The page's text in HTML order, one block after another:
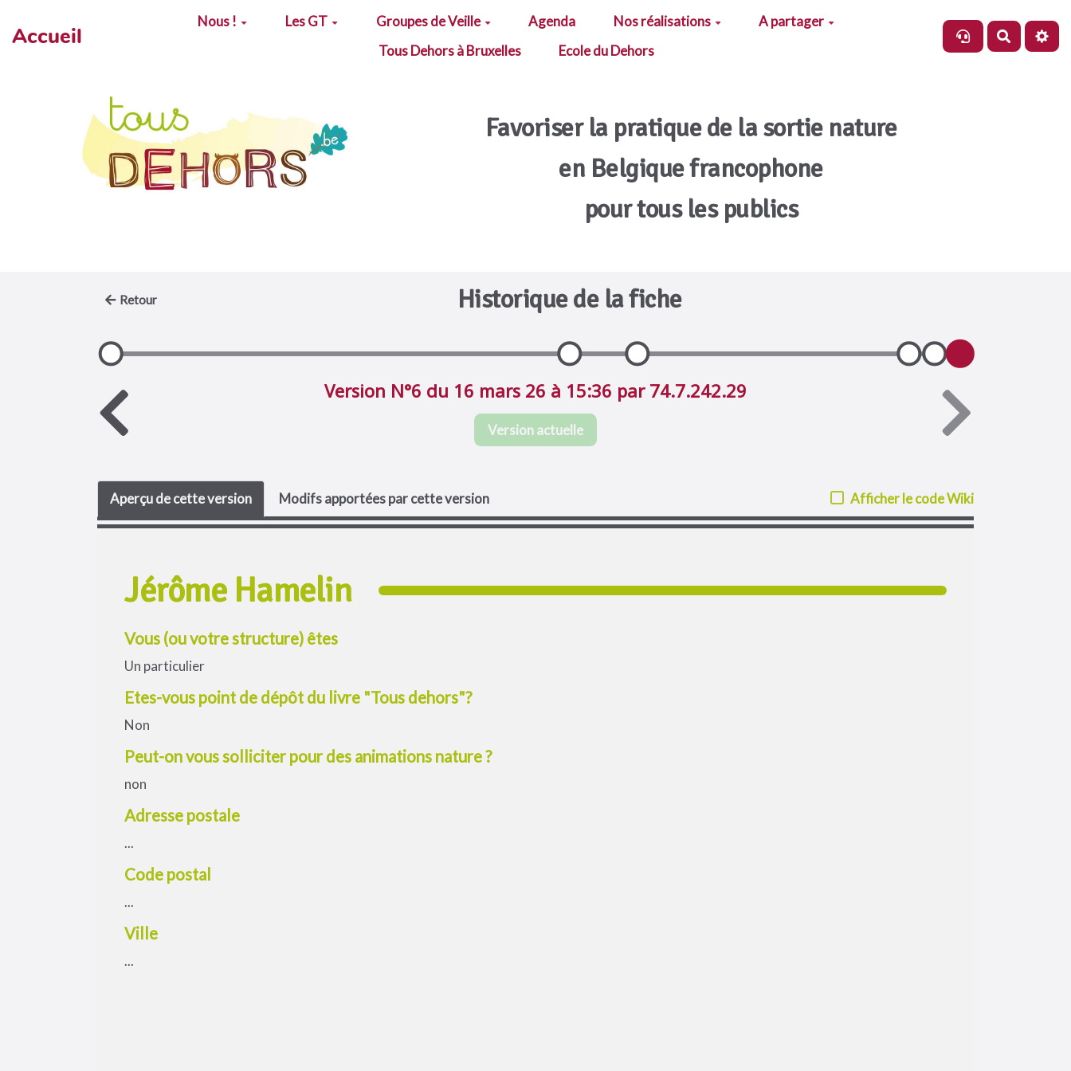
Accueil
Nous ! Les GT Groupes de Veille Agenda Nos réalisations
A partager
Tous Dehors à Bruxelles
Ecole du Dehors
Favoriser la pratique de la sortie nature
en Belgique francophone
pour tous les publics
Retour Historique de la fiche
Version N°6 du 16 mars 26 à 15:36 par 74.7.242.29
Version actuelle
Aperçu de cette version Modifs apportées par cette version Afficher le code Wiki
Jérôme Hamelin
Vous (ou votre structure) êtes
Un particulier
Etes-vous point de dépôt du livre "Tous dehors"?
Non
Peut-on vous solliciter pour des animations nature ?
non
Adresse postale
...
Code postal
...
Ville
...